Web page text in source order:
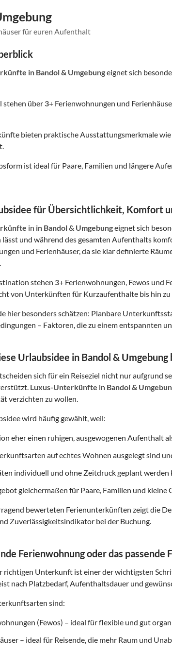
für euren Aufenthalt
in Bandol & Umgebungeignet sich
stehen über 3+ Ferienwohnungen und
bieten praktische Ausstattungsmerkmale wie
ist ideal für Paare, Familien und längere
für Übersichtlichkeit, Komfort
in in Bandol & Umgebungeignet sich
lässt und während des gesamten Aufenthalts
und Ferienhäuser, da sie klar definierte
stehen 3+ Ferienwohnungen, Fewos und
von Unterkünften für Kurzaufenthalte bis hin
hier besonders schätzen: Planbare
– Faktoren, die zu einem entspannten
Urlaubsidee in Bandol &
sich für ein Reiseziel nicht nur aufgrund
Luxus-Unterkünfte in Bandol &
verzichten zu wollen.
wird häufig gewählt, weil:
eher einen ruhigen, ausgewogenen Aufenthalt
auf echtes Wohnen ausgelegt sind
individuell und ohne Zeitdruck geplant werden
gleichermaßen für Paare, Familien und kleine
bewerteten Ferienunterkünften zeigt die
Zuverlässigkeitsindikator bei der Buchung.
Ferienwohnung oder das passende
richtigen Unterkunft ist einer der wichtigsten
nach Platzbedarf, Aufenthaltsdauer und
sind:
(Fewos) – ideal für flexible und gut
– ideal für Reisende, die mehr Raum und